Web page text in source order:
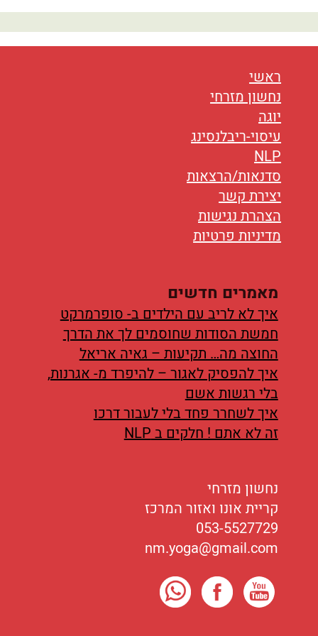
אורח חיים
בריאות
תזונה
טיפולים
עיסוי
ראשי
נחשון מזרחי
יוגה
עיסוי-ריבלנסינג
NLP
סדנאות/הרצאות
יצירת קשר
הצהרת נגישות
מדיניות פרטיות
מאמרים חדשים
איך לא לריב עם הילדים ב- סופרמרקט
חמשת הסודות שחוסמים לך את הדרך
החוצה מה… תקיעות – גאיה אריאל
איך להפסיק לאגור – להיפרד מ- אגרנות,
בלי רגשות אשם
איך לשחרר פחד בלי לעבור דרכו
זה לא אתם ! חלקים ב NLP
נחשון מזרחי
קריית אונו ואזור המרכז
053-5527729
nm.yoga@gmail.com